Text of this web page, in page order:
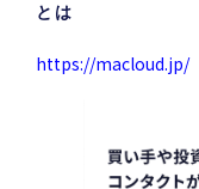
とは
https://macloud.jp/